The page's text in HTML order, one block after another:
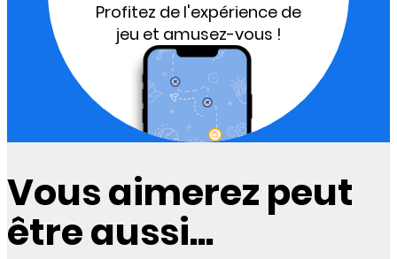
Profitez de l'expérience de
jeu et amusez-vous !
Vous aimerez peut
être aussi...